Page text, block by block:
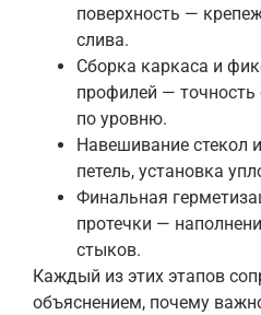
поверхность —
слива.
Сборка каркаса и
профилей — точность
по уровню.
Навешивание стекол
петель, установка
Финальная
протечки —
стыков.
Каждый из этих этапов
объяснением, почему